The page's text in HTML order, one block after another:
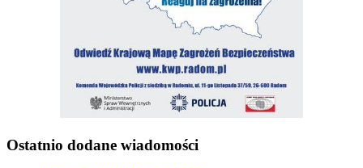
Ostatnio dodane wiadomości